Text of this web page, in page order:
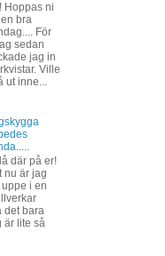
Hoppas ni
en bra
För
sedan
jag in
Ville
ut inne...
där på er!
nu är jag
uppe i en
det bara
är lite så